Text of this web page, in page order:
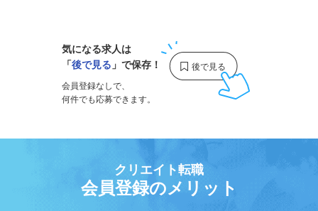
気になる求人は
「後で見る 」で保存！
会員登録なしで、
何件でも応募できます。
クリエイト転職
会員登録のメリット